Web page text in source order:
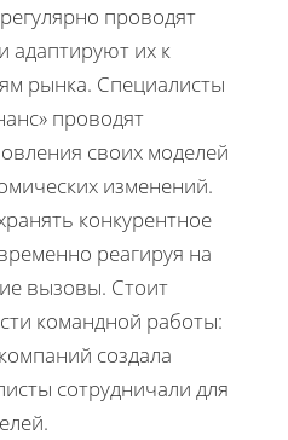
проводят
адаптируют их к
рынка. Специалисты
проводят
своих моделей
изменений.
конкурентное
реагируя на
вызовы. Стоит
командной работы:
создала
сотрудничали для